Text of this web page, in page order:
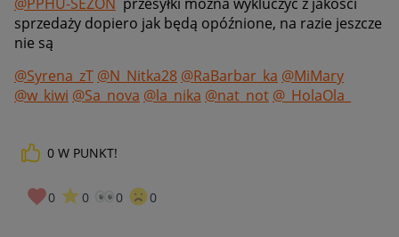
sprzedaży dopiero jak będą opóźnione, na razie jeszcze
nie są
@Syrena_zT @N_Nitka28 @RaBarbar_ka @MiMary
@w_kiwi @Sa_nova @la_nika @nat_not @_HolaOla_
0 W PUNKT!
0 0 0 0